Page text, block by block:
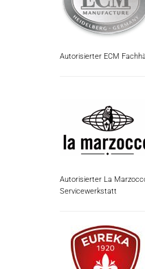
Autorisierter ECM
Autorisierter La
Servicewerkstatt